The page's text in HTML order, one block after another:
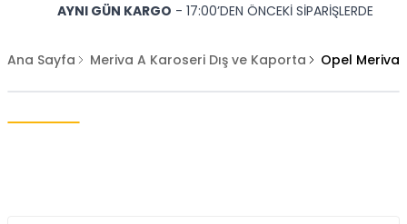
AYNI GÜN KARGO - 17:00’DEN ÖNCEKİ SİPARİŞLERDE
Ana Sayfa Meriva A Karoseri Dış ve Kaporta Opel Meriva